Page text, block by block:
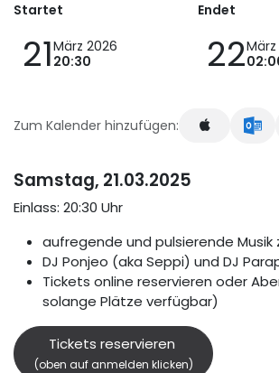
Startet
21März 2026
20:30
Endet
22
Zum Kalender hinzufügen:
Samstag, 21.03.2025
Einlass: 20:30 Uhr
aufregende und pulsierende Musik
DJ Ponjeo (aka Seppi) und DJ
Tickets online reservieren oder
solange Plätze verfügbar)
Tickets reservieren
(oben auf anmelden klicken)